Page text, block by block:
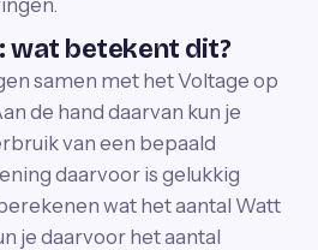
wat betekent dit?
samen met het Voltage op
de hand daarvan kun je
van een bepaald
daarvoor is gelukkig
wat het aantal Watt
je daarvoor het aantal